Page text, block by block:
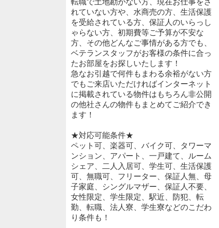
転職で土地勘がない方、現在お仕事をさ
れていない方や、水商売の方、生活保護
を受給されている方、保証人のいらっし
ゃらない方、初期費等ご予算が不安な
方、その他どんなご事情がある方でも、
ベテランスタッフがお客様の条件に合っ
たお部屋をお探しいたします！
急なお引越で何件もまわる余裕がない方
でもご来店いただければインターネット
に掲載されている物件はもちろん非公開
の他社さんの物件もまとめてご紹介でき
ます！
★対応可能条件★
ペット可、楽器可、バイク可、タワーマ
ンション、アパート、一戸建て、ルーム
シェア、二人入居可、学生可、生活保護
可、無職可、フリーター、保証人無、母
子家庭、シングルマザー、保証人不要、
女性限定、学生限定、駅近、防犯、転
勤、転職、法人寮、学生寮などのこだわ
り条件も！